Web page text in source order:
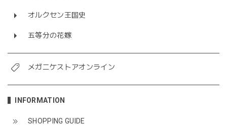
オルクセン王国史
五等分の花嫁
メガニケストアオンライン
INFORMATION
SHOPPING GUIDE